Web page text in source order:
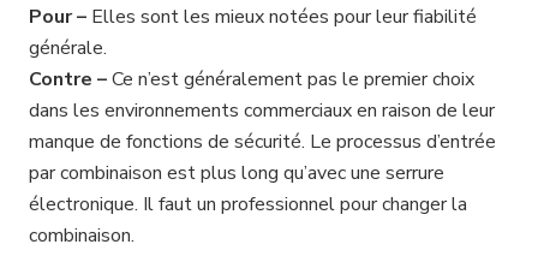
Pour – Elles sont les mieux notées pour leur fiabilité
générale.
Contre –Ce n’est généralement pas le premier choix
dans les environnements commerciaux en raison de leur
manque de fonctions de sécurité. Le processus d’entrée
par combinaison est plus long qu’avec une serrure
électronique. Il faut un professionnel pour changer la
combinaison.